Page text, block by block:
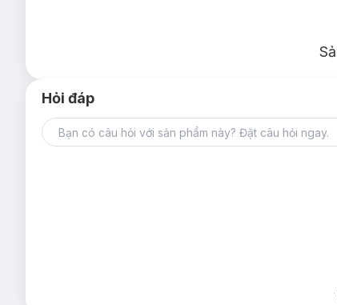
Hỏi đáp